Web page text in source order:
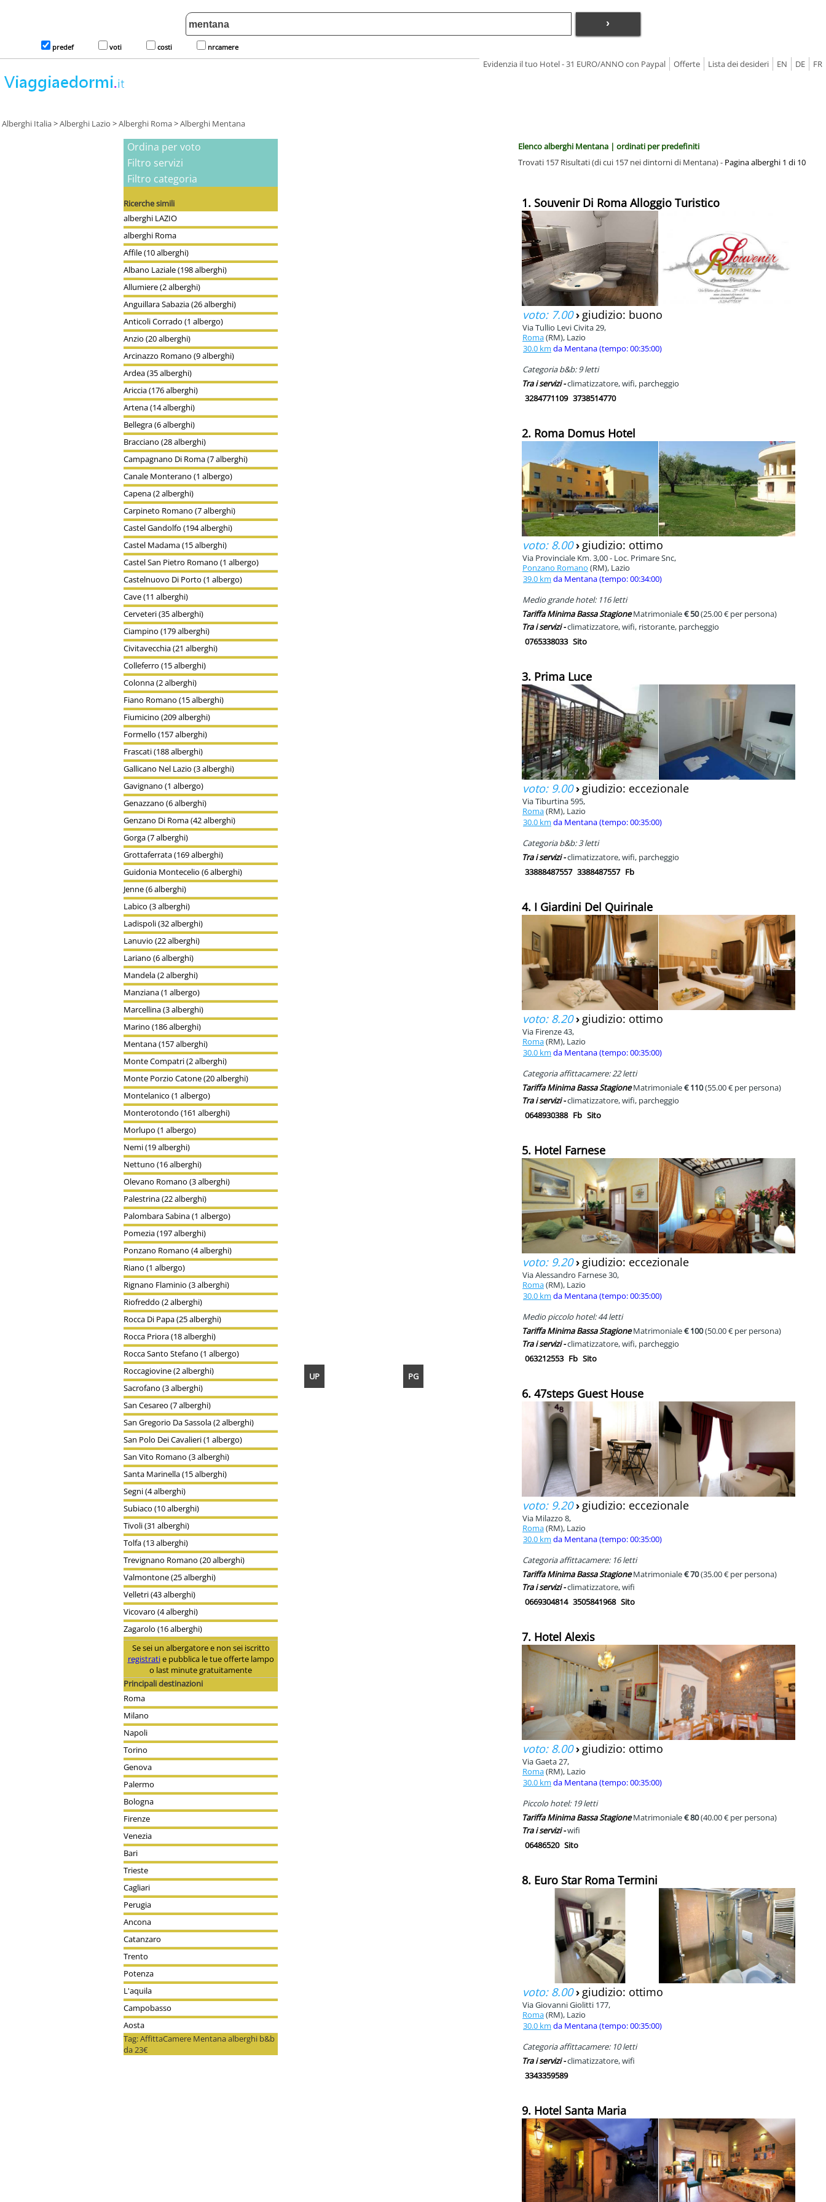
›
predef voti costi nrcamere
FR
DE
EN
Lista dei desideri
Offerte
Evidenzia il tuo Hotel - 31 EURO/ANNO con Paypal
UP PG
Alberghi Italia>Alberghi Lazio >Alberghi Roma>Alberghi Mentana
Elenco alberghi Mentana | ordinati per predefiniti
Trovati 157 Risultati (di cui 157 nei dintorni di Mentana) - Pagina alberghi 1 di 10
1. Souvenir Di Roma Alloggio Turistico
voto: 7.00› giudizio: buono
Via Tullio Levi Civita 29,
Roma(RM), Lazio
30.0 km da Mentana (tempo: 00:35:00)
Categoria b&b: 9 letti
Tra i servizi -climatizzatore, wifi, parcheggio
3284771109 3738514770
2. Roma Domus Hotel
voto: 8.00› giudizio: ottimo
Via Provinciale Km. 3,00 - Loc. Primare Snc,
Ponzano Romano (RM), Lazio
39.0 km da Mentana (tempo: 00:34:00)
Medio grande hotel: 116 letti
Tariffa Minima Bassa StagioneMatrimoniale€ 50(25.00 € per persona)
Tra i servizi -climatizzatore, wifi, ristorante, parcheggio
0765338033 Sito
3. Prima Luce
voto: 9.00› giudizio: eccezionale
Via Tiburtina 595,
Roma(RM), Lazio
30.0 km da Mentana (tempo: 00:35:00)
Categoria b&b: 3 letti
Tra i servizi -climatizzatore, wifi, parcheggio
33888487557 3388487557 Fb
4. I Giardini Del Quirinale
voto: 8.20› giudizio: ottimo
Via Firenze 43,
Roma(RM), Lazio
30.0 km da Mentana (tempo: 00:35:00)
Categoria affittacamere: 22 letti
Tariffa Minima Bassa StagioneMatrimoniale€ 110(55.00 € per persona)
Tra i servizi -climatizzatore, wifi, parcheggio
0648930388 Fb Sito
5. Hotel Farnese
voto: 9.20› giudizio: eccezionale
Via Alessandro Farnese 30,
Roma(RM), Lazio
30.0 km da Mentana (tempo: 00:35:00)
Medio piccolo hotel: 44 letti
Tariffa Minima Bassa StagioneMatrimoniale€ 100(50.00 € per persona)
Tra i servizi -climatizzatore, wifi, parcheggio
063212553 Fb Sito
6. 47steps Guest House
voto: 9.20› giudizio: eccezionale
Via Milazzo 8,
Roma(RM), Lazio
30.0 km da Mentana (tempo: 00:35:00)
Categoria affittacamere: 16 letti
Tariffa Minima Bassa StagioneMatrimoniale€ 70(35.00 € per persona)
Tra i servizi -climatizzatore, wifi
0669304814 3505841968 Sito
7. Hotel Alexis
voto: 8.00› giudizio: ottimo
Via Gaeta 27,
Roma(RM), Lazio
30.0 km da Mentana (tempo: 00:35:00)
Piccolo hotel: 19 letti
Tariffa Minima Bassa StagioneMatrimoniale€ 80(40.00 € per persona)
Tra i servizi -wifi
06486520 Sito
8. Euro Star Roma Termini
voto: 8.00› giudizio: ottimo
Via Giovanni Giolitti 177,
Roma(RM), Lazio
30.0 km da Mentana (tempo: 00:35:00)
Categoria affittacamere: 10 letti
Tra i servizi -climatizzatore, wifi
3343359589
9. Hotel Santa Maria
Ordina per voto
Filtro servizi
Filtro categoria
Ricerche simili
alberghi LAZIO
alberghi Roma
Affile (10 alberghi)
Albano Laziale (198 alberghi)
Allumiere (2 alberghi)
Anguillara Sabazia (26 alberghi)
Anticoli Corrado (1 albergo)
Anzio (20 alberghi)
Arcinazzo Romano (9 alberghi)
Ardea (35 alberghi)
Ariccia (176 alberghi)
Artena (14 alberghi)
Bellegra (6 alberghi)
Bracciano (28 alberghi)
Campagnano Di Roma (7 alberghi)
Canale Monterano (1 albergo)
Capena (2 alberghi)
Carpineto Romano (7 alberghi)
Castel Gandolfo (194 alberghi)
Castel Madama (15 alberghi)
Castel San Pietro Romano (1 albergo)
Castelnuovo Di Porto (1 albergo)
Cave (11 alberghi)
Cerveteri (35 alberghi)
Ciampino (179 alberghi)
Civitavecchia (21 alberghi)
Colleferro (15 alberghi)
Colonna (2 alberghi)
Fiano Romano (15 alberghi)
Fiumicino (209 alberghi)
Formello (157 alberghi)
Frascati (188 alberghi)
Gallicano Nel Lazio (3 alberghi)
Gavignano (1 albergo)
Genazzano (6 alberghi)
Genzano Di Roma (42 alberghi)
Gorga (7 alberghi)
Grottaferrata (169 alberghi)
Guidonia Montecelio (6 alberghi)
Jenne (6 alberghi)
Labico (3 alberghi)
Ladispoli (32 alberghi)
Lanuvio (22 alberghi)
Lariano (6 alberghi)
Mandela (2 alberghi)
Manziana (1 albergo)
Marcellina (3 alberghi)
Marino (186 alberghi)
Mentana (157 alberghi)
Monte Compatri (2 alberghi)
Monte Porzio Catone (20 alberghi)
Montelanico (1 albergo)
Monterotondo (161 alberghi)
Morlupo (1 albergo)
Nemi (19 alberghi)
Nettuno (16 alberghi)
Olevano Romano (3 alberghi)
Palestrina (22 alberghi)
Palombara Sabina (1 albergo)
Pomezia (197 alberghi)
Ponzano Romano (4 alberghi)
Riano (1 albergo)
Rignano Flaminio (3 alberghi)
Riofreddo (2 alberghi)
Rocca Di Papa (25 alberghi)
Rocca Priora (18 alberghi)
Rocca Santo Stefano (1 albergo)
Roccagiovine (2 alberghi)
Sacrofano (3 alberghi)
San Cesareo (7 alberghi)
San Gregorio Da Sassola (2 alberghi)
San Polo Dei Cavalieri (1 albergo)
San Vito Romano (3 alberghi)
Santa Marinella (15 alberghi)
Segni (4 alberghi)
Subiaco (10 alberghi)
Tivoli (31 alberghi)
Tolfa (13 alberghi)
Trevignano Romano (20 alberghi)
Valmontone (25 alberghi)
Velletri (43 alberghi)
Vicovaro (4 alberghi)
Zagarolo (16 alberghi)
Se sei un albergatore e non sei iscritto
registratie pubblica le tue offerte lampo
o last minute gratuitamente
Principali destinazioni
Roma
Milano
Napoli
Torino
Genova
Palermo
Bologna
Firenze
Venezia
Bari
Trieste
Cagliari
Perugia
Ancona
Catanzaro
Trento
Potenza
L'aquila
Campobasso
Aosta
Tag: AffittaCamere Mentana alberghi b&b
da 23€